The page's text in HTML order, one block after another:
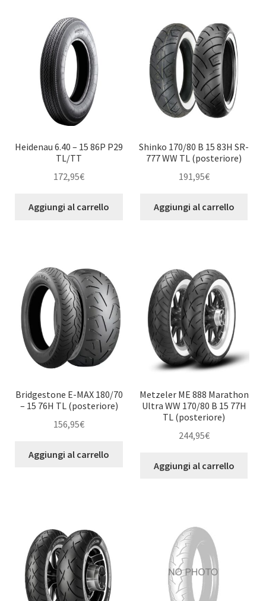
Heidenau 6.40 – 15 86P P29
TL/TT
172,95€
Aggiungi al carrello
Shinko 170/80 B 15 83H SR-
777 WW TL (posteriore)
191,95€
Aggiungi al carrello
Bridgestone E-MAX 180/70
– 15 76H TL (posteriore)
156,95€
Aggiungi al carrello
Metzeler ME 888 Marathon
Ultra WW 170/80 B 15 77H
TL (posteriore)
244,95€
Aggiungi al carrello